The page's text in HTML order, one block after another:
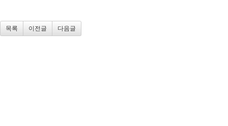
목록 이전글 다음글